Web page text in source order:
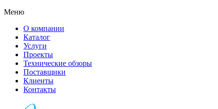
Меню
О компании
Каталог
Услуги
Проекты
Технические обзоры
Поставщики
Клиенты
Контакты